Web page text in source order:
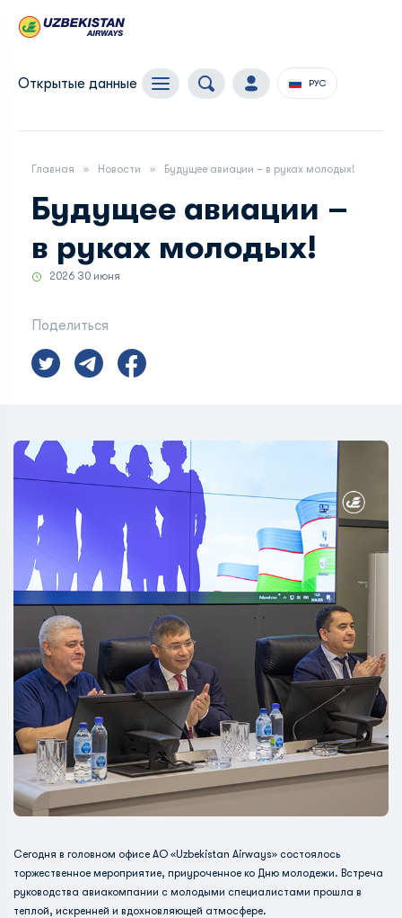
Открытые данные РУС
Главная Новости Будущее авиации – в руках молодых!
Будущее авиации –
в руках молодых!
2026 30 июня
Поделиться
Сегодня в головном офисе АО «Uzbekistan Airways» состоялось
торжественное мероприятие, приуроченное ко Дню молодежи. Встреча
руководства авиакомпании с молодыми специалистами прошла в
теплой, искренней и вдохновляющей атмосфере.